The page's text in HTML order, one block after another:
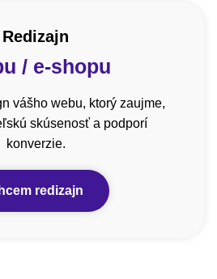
Redizajn
/ e-shopu
vášho webu, ktorý zaujme,
skúsenosť a podporí
konverzie.
redizajn